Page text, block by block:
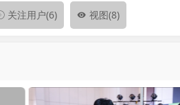
关注用户(6) 视图(8)